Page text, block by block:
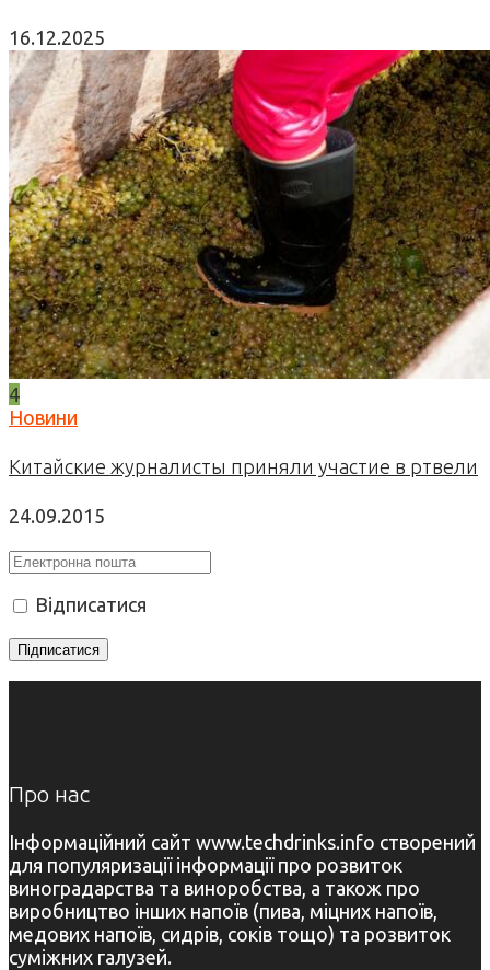
16.12.2025
4
Новини
Китайские журналисты приняли участие в ртвели
24.09.2015
Відписатися
Про нас
Інформаційний сайт www.techdrinks.info створений
для популяризації інформації про розвиток
виноградарства та виноробства, а також про
виробництво інших напоїв (пива, міцних напоїв,
медових напоїв, сидрів, соків тощо) та розвиток
суміжних галузей.